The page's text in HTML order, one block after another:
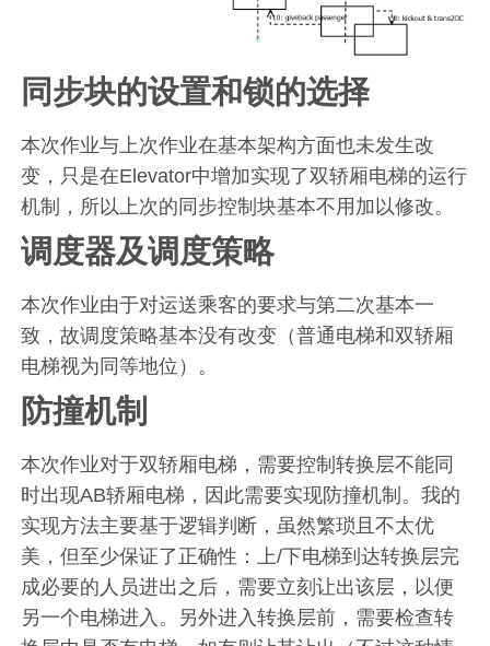
同步块的设置和锁的选择
本次作业与上次作业在基本架构方面也未发生改
变，只是在Elevator中增加实现了双轿厢电梯的运行
机制，所以上次的同步控制块基本不用加以修改。
调度器及调度策略
本次作业由于对运送乘客的要求与第二次基本一
致，故调度策略基本没有改变（普通电梯和双轿厢
电梯视为同等地位）。
防撞机制
本次作业对于双轿厢电梯，需要控制转换层不能同
时出现AB轿厢电梯，因此需要实现防撞机制。我的
实现方法主要基于逻辑判断，虽然繁琐且不太优
美，但至少保证了正确性：上/下电梯到达转换层完
成必要的人员进出之后，需要立刻让出该层，以便
另一个电梯进入。另外进入转换层前，需要检查转